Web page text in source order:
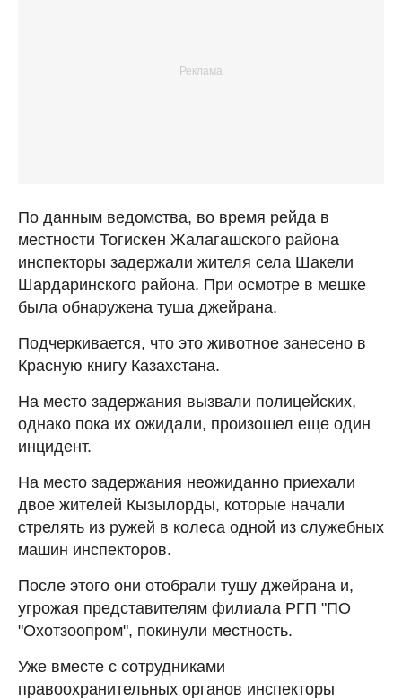
По данным ведомства, во время рейда в
местности Тогискен Жалагашского района
инспекторы задержали жителя села Шакели
Шардаринского района. При осмотре в мешке
была обнаружена туша джейрана.
Подчеркивается, что это животное занесено в
Красную книгу Казахстана.
На место задержания вызвали полицейских,
однако пока их ожидали, произошел еще один
инцидент.
На место задержания неожиданно приехали
двое жителей Кызылорды, которые начали
стрелять из ружей в колеса одной из служебных
машин инспекторов.
После этого они отобрали тушу джейрана и,
угрожая представителям филиала РГП "ПО
"Охотзоопром", покинули местность.
Уже вместе с сотрудниками
правоохранительных органов инспекторы